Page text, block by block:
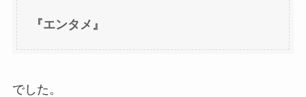
『エンタメ』
でした。